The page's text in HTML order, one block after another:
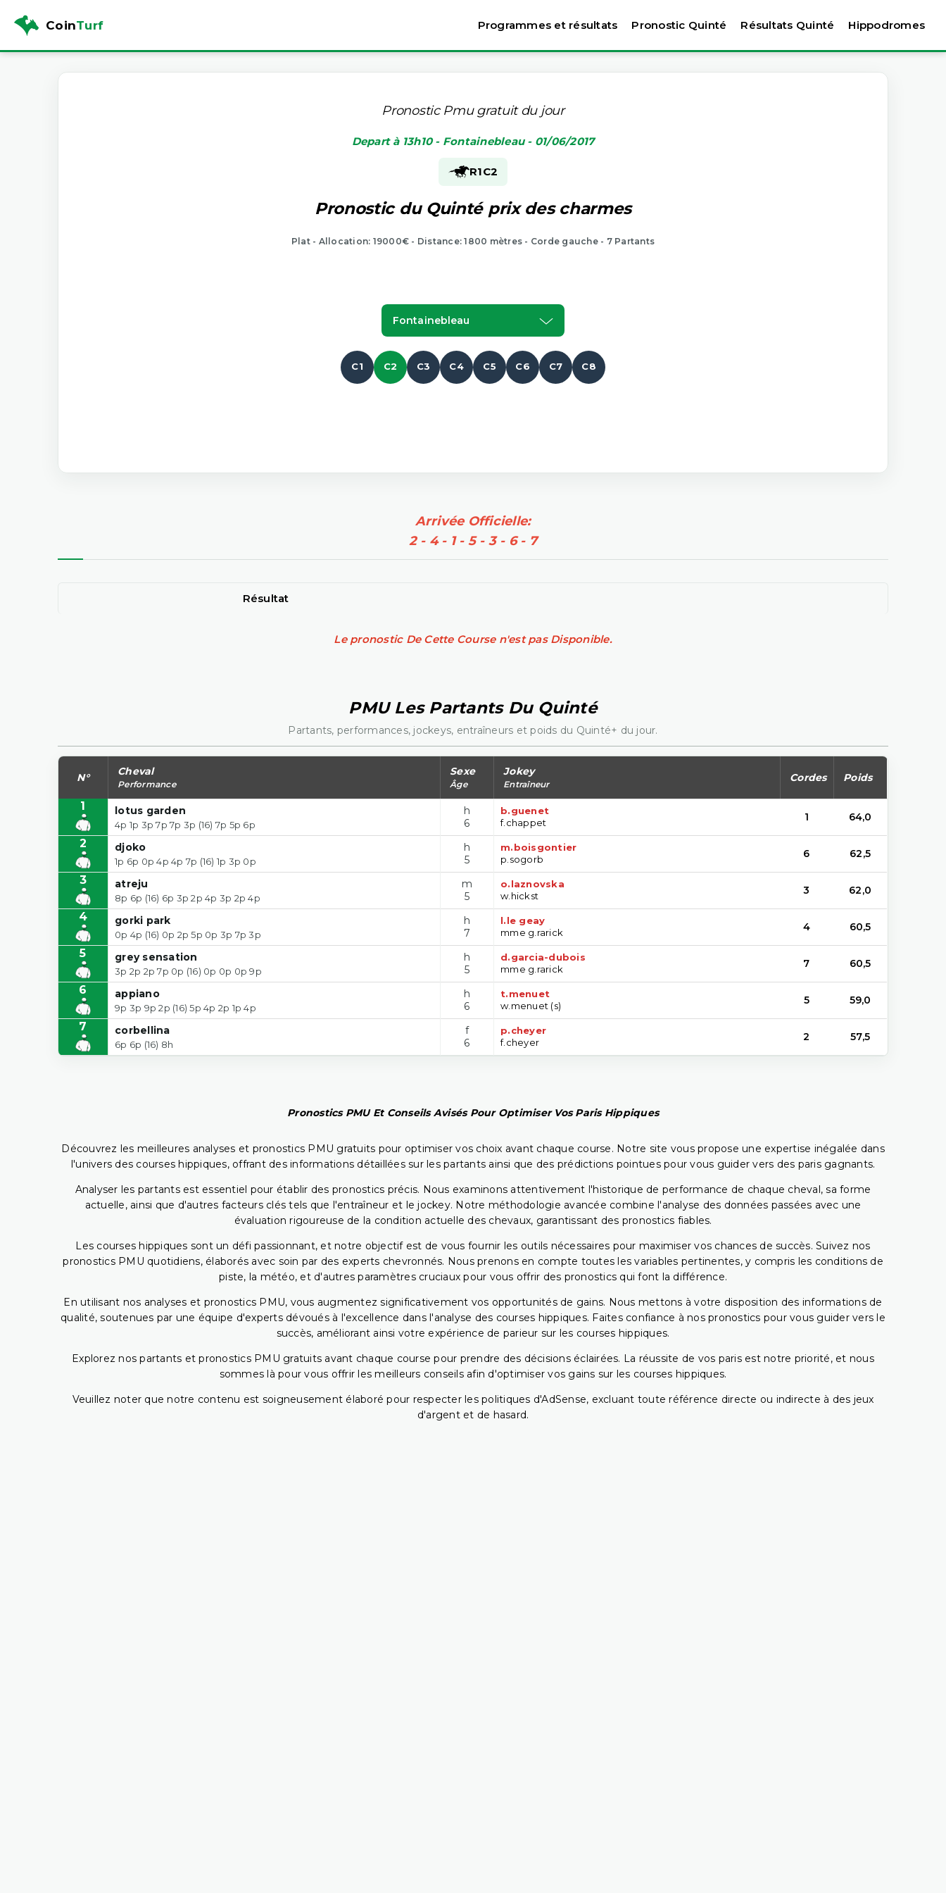
CoinTurf Programmes et résultats Pronostic Quinté Résultats Quinté Hippodromes
Pronostic Pmu gratuit du jour
Depart à 13h10 - Fontainebleau - 01/06/2017
R1C2
Pronostic du Quinté prix des charmes
Plat - Allocation: 19000€ - Distance: 1800 mètres - Corde gauche - 7 Partants
Fontainebleau
C1 C2 C3 C4 C5 C6 C7 C8
Arrivée Officielle:
2 - 4 - 1 - 5 - 3 - 6 - 7
Résultat
Le pronostic De Cette Course n'est pas Disponible.
PMU Les Partants Du Quinté
Partants, performances, jockeys, entraîneurs et poids du Quinté+ du jour.
N° Cheval
Performance
Sexe
Âge
Jokey
Entraîneur
Cordes Poids
1 lotus garden
4p 1p 3p 7p 7p 3p (16) 7p 5p 6p
h
6
b.guenet
f.chappet
1 64,0
2 djoko
1p 6p 0p 4p 4p 7p (16) 1p 3p 0p
h
5
m.boisgontier
p.sogorb
6 62,5
3 atreju
8p 6p (16) 6p 3p 2p 4p 3p 2p 4p
m
5
o.laznovska
w.hickst
3 62,0
4 gorki park
0p 4p (16) 0p 2p 5p 0p 3p 7p 3p
h
7
l.le geay
mme g.rarick
4 60,5
5 grey sensation
3p 2p 2p 7p 0p (16) 0p 0p 0p 9p
h
5
d.garcia-dubois
mme g.rarick
7 60,5
6 appiano
9p 3p 9p 2p (16) 5p 4p 2p 1p 4p
h
6
t.menuet
w.menuet (s)
5 59,0
7 corbellina
6p 6p (16) 8h
f
6
p.cheyer
f.cheyer
2 57,5
Pronostics PMU Et Conseils Avisés Pour Optimiser Vos Paris Hippiques
Découvrez les meilleures analyses et pronostics PMU gratuits pour optimiser vos choix avant chaque course. Notre site vous propose une expertise inégalée dans
l'univers des courses hippiques, offrant des informations détaillées sur les partants ainsi que des prédictions pointues pour vous guider vers des paris gagnants.
Analyser les partants est essentiel pour établir des pronostics précis. Nous examinons attentivement l'historique de performance de chaque cheval, sa forme
actuelle, ainsi que d'autres facteurs clés tels que l'entraîneur et le jockey. Notre méthodologie avancée combine l'analyse des données passées avec une
évaluation rigoureuse de la condition actuelle des chevaux, garantissant des pronostics fiables.
Les courses hippiques sont un défi passionnant, et notre objectif est de vous fournir les outils nécessaires pour maximiser vos chances de succès. Suivez nos
pronostics PMU quotidiens, élaborés avec soin par des experts chevronnés. Nous prenons en compte toutes les variables pertinentes, y compris les conditions de
piste, la météo, et d'autres paramètres cruciaux pour vous offrir des pronostics qui font la différence.
En utilisant nos analyses et pronostics PMU, vous augmentez significativement vos opportunités de gains. Nous mettons à votre disposition des informations de
qualité, soutenues par une équipe d'experts dévoués à l'excellence dans l'analyse des courses hippiques. Faites confiance à nos pronostics pour vous guider vers le
succès, améliorant ainsi votre expérience de parieur sur les courses hippiques.
Explorez nos partants et pronostics PMU gratuits avant chaque course pour prendre des décisions éclairées. La réussite de vos paris est notre priorité, et nous
sommes là pour vous offrir les meilleurs conseils afin d'optimiser vos gains sur les courses hippiques.
Veuillez noter que notre contenu est soigneusement élaboré pour respecter les politiques d'AdSense, excluant toute référence directe ou indirecte à des jeux
d'argent et de hasard.